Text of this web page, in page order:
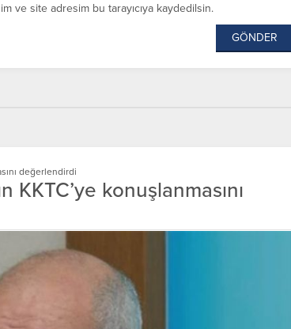
ve site adresim bu tarayıcıya kaydedilsin.
değerlendirdi
KKTC’ye konuşlanmasını